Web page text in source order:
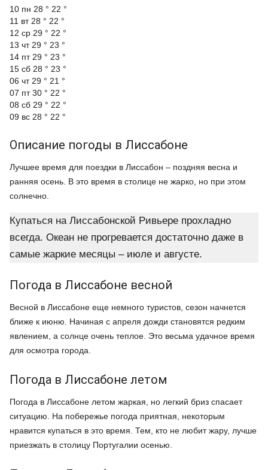
10 пн 28 ° 22 °
11 вт 28 ° 22 °
12 ср 29 ° 22 °
13 чт 29 ° 23 °
14 пт 29 ° 23 °
15 сб 28 ° 23 °
06 чт 29 ° 21 °
07 пт30 ° 22 °
08 сб 29 ° 22 °
09 вс 28 ° 22 °
Описание погоды в Лиссабоне
Лучшее время для поездки в Лиссабон – поздняя весна и
ранняя осень. В это время в столице не жарко, но при этом
солнечно.
Купаться на Лиссабонской Ривьере прохладно
всегда. Океан не прогревается достаточно даже в
самые жаркие месяцы – июле и августе.
Погода в Лиссабоне весной
Весной в Лиссабоне еще немного туристов, сезон начнется
ближе к июню. Начиная с апреля дожди становятся редким
явлением, а солнце очень теплое. Это весьма удачное время
для осмотра города.
Погода в Лиссабоне летом
Погода в Лиссабоне летом жаркая, но легкий бриз спасает
ситуацию. На побережье погода приятная, некоторым
нравится купаться в это время. Тем, кто не любит жару, лучше
приезжать в столицу Португалии осенью.